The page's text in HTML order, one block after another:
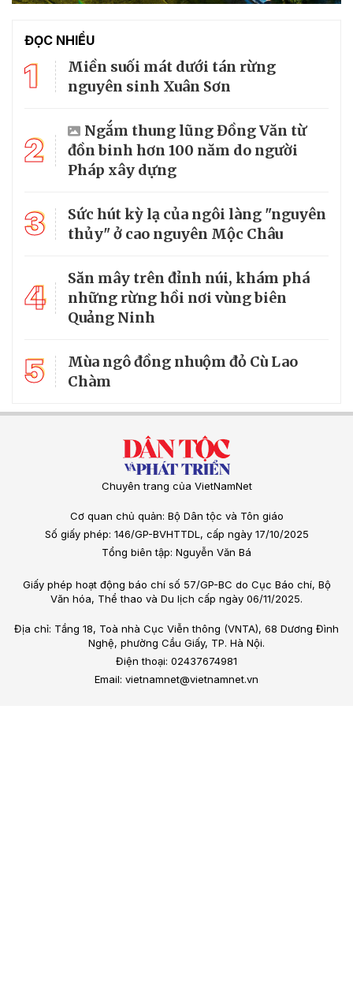
ĐỌC NHIỀU
1
Miền suối mát dưới tán rừng
nguyên sinh Xuân Sơn
2
Ngắm thung lũng Đồng Văn từ
đồn binh hơn 100 năm do người
Pháp xây dựng
3
Sức hút kỳ lạ của ngôi làng "nguyên
thủy" ở cao nguyên Mộc Châu
4
Săn mây trên đỉnh núi, khám phá
những rừng hồi nơi vùng biên
Quảng Ninh
5
Mùa ngô đồng nhuộm đỏ Cù Lao
Chàm
Chuyên trang của VietNamNet
Cơ quan chủ quản: Bộ Dân tộc và Tôn giáo
Số giấy phép: 146/GP-BVHTTDL, cấp ngày 17/10/2025
Tổng biên tập: Nguyễn Văn Bá
Giấy phép hoạt động báo chí số 57/GP-BC do Cục Báo chí, Bộ
Văn hóa, Thể thao và Du lịch cấp ngày 06/11/2025.
Địa chỉ: Tầng 18, Toà nhà Cục Viễn thông (VNTA), 68 Dương Đình
Nghệ, phường Cầu Giấy, TP. Hà Nội.
Điện thoại: 02437674981
Email: vietnamnet@vietnamnet.vn